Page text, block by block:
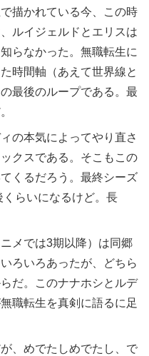
描かれている今、この時
ルイジェルドとエリスは
らなかった。無職転生に
時間軸（あえて世界線と
最後のループである。最
の本気によってやり直さ
クスである。そこもこの
くるだろう。最終シーズ
らいになるけど。長
メでは3期以降）は同郷
ろいろあったが、どちら
だ。このナナホシとルデ
職転生を真剣に語るに足
、めでたしめでたし、で